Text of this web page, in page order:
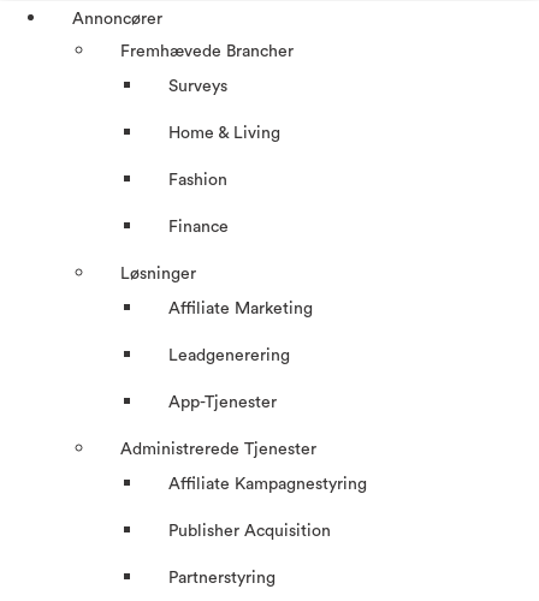
Annoncører
Fremhævede Brancher
Surveys
Home & Living
Fashion
Finance
Løsninger
Affiliate Marketing
Leadgenerering
App-Tjenester
Administrerede Tjenester
Affiliate Kampagnestyring
Publisher Acquisition
Partnerstyring